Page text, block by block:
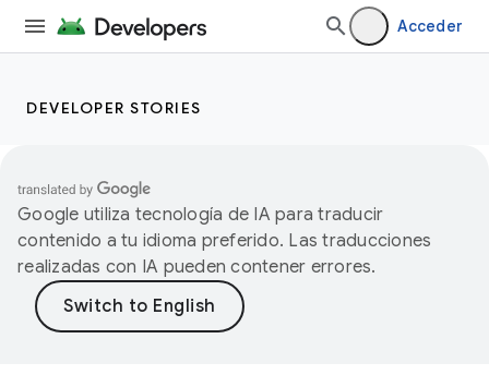
Acceder
DEVELOPER STORIES
Google utiliza tecnología de IA para traducir
contenido a tu idioma preferido. Las traducciones
realizadas con IA pueden contener errores.